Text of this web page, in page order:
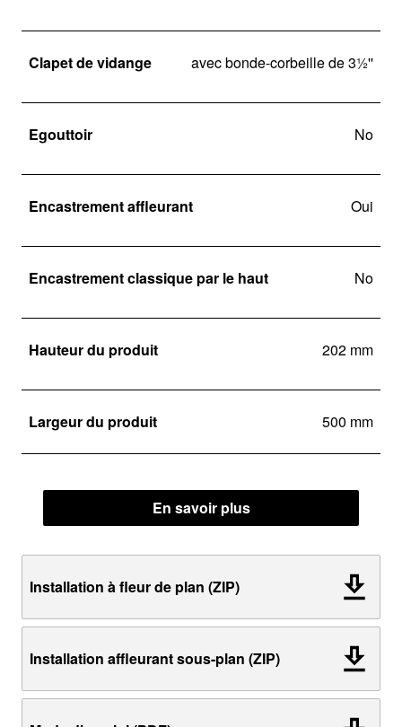
Clapet de vidange avec bonde-corbeille de 3½''
Egouttoir No
Encastrement affleurant Oui
Encastrement classique par le haut No
Hauteur du produit 202 mm
Largeur du produit 500 mm
En savoir plus
Installation à fleur de plan (ZIP)
Installation affleurant sous-plan (ZIP)